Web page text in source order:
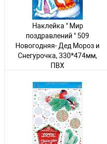
Наклейка " Мир
поздравлений " 509
Новогодняя- Дед Мороз и
Снегурочка, 330*474мм,
ПВХ
увидеть цену
3 товара